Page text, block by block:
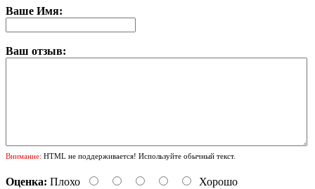
Ваше Имя:
Ваш отзыв:
Внимание: HTML не поддерживается! Используйте обычный текст.
Оценка: Плохо Хорошо